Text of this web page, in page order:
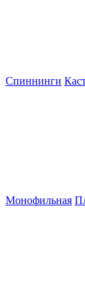
Спиннинги
Монофильная